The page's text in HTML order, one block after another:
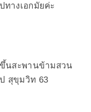
ทางเอกมัยค่ะ
ขึ้นสะพานข้ามสวน
สุขุมวิท 63